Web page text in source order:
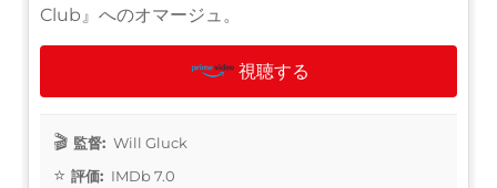
Club』へのオマージュ。
視聴する
監督: Will Gluck
評価: IMDb 7.0